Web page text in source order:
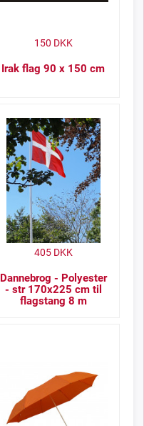
Irak flag 90 x 150 cm
150 DKK
Dannebrog - Polyester
- str 170x225 cm til
flagstang 8 m
405DKK